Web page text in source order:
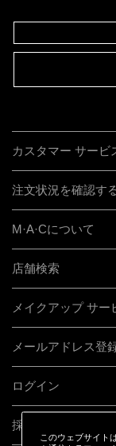
カスタマー サービ
注文状況を確認す
M·A·Cについて
店舗検索
メイクアップ サー
メールアドレス登
ログイン
採用情報
このウェブサイト